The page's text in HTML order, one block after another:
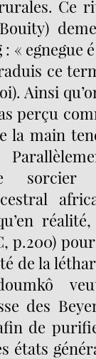
Ce
« egnegue
ce
Ainsi
perçu
la main
p.200)
de la
des
de
états